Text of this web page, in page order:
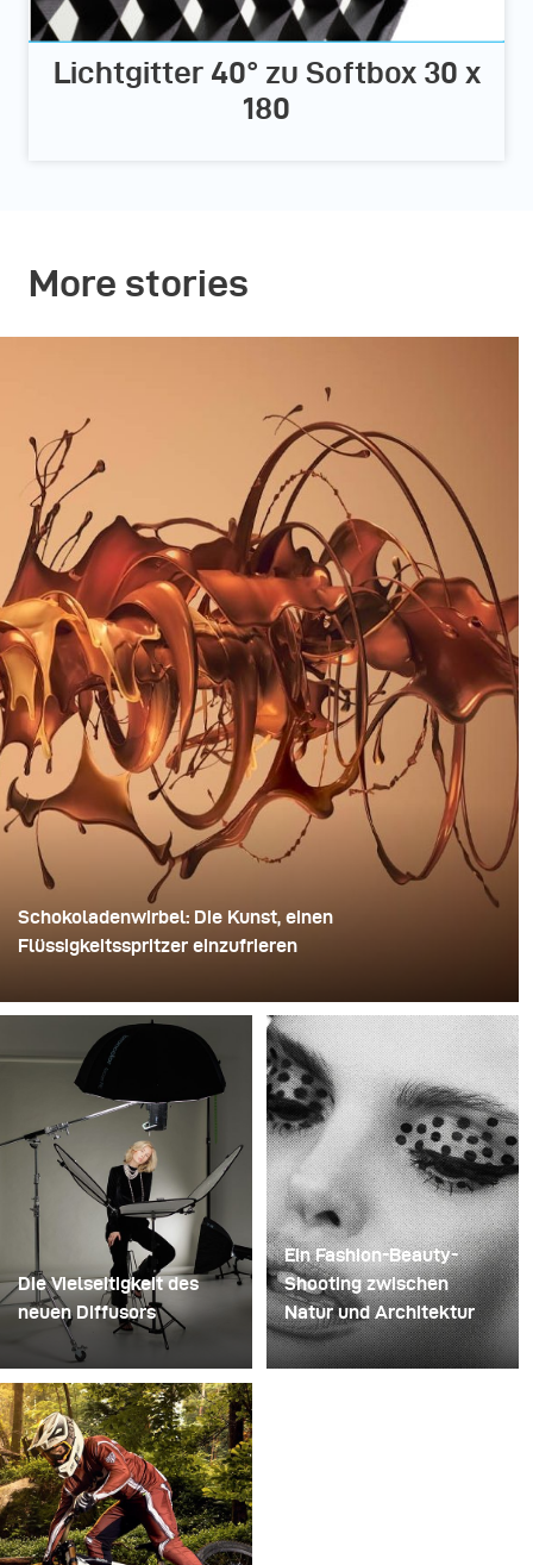
Lichtgitter 40° zu Softbox 30 x
180
More stories
Schokoladenwirbel: Die Kunst, einen
Flüssigkeitsspritzer einzufrieren
günstiger Einweg-Sektgläser aus Kunststoff. Er
entfernte die Standfüße, bohrte ein Loch durch die Mitte
jedes einzelnen Glases und steckte sie anschließend
auf einen Bohrer. So entstand eine mehrschichtige,
rotierende Konstruktion, die die Flüssigkeit zunächst
aufnehmen und dann freigeben konnte.
Die Vielseitigkeit des
neuen Diffusors
Manche Shootings
dienen dazu, Ideen zu
testen. Andere dazu,
neues Equipment
auszuprobieren. Dieses
Shooting war beides
zugleich. Vor Kurzem
erhielt ich den neuen
Ein Fashion-Beauty-
Shooting zwischen
Natur und Architektur
Für dieses Projekt hatten